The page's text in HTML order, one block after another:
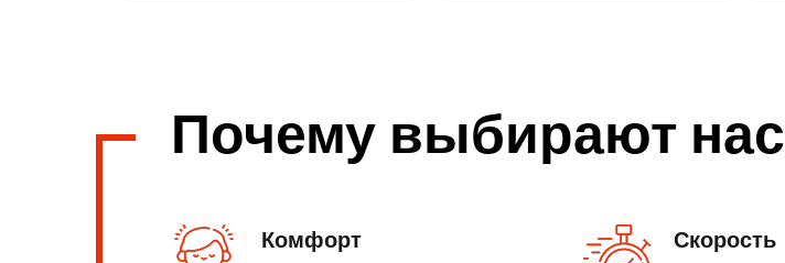
Почему выбирают нас
Комфорт Скорость